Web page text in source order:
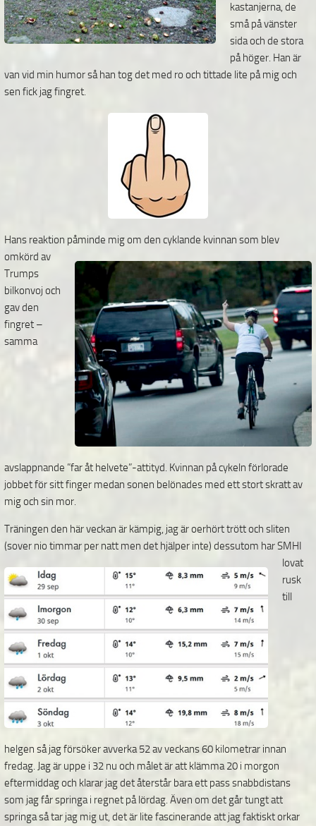
kastanjerna, de
små på vänster
sida och de stora
på höger. Han är
van vid min humor så han tog det med ro och tittade lite på mig och
sen fick jag fingret.
Hans reaktion påminde mig om den cyklande kvinnan som blev
omkörd av
Trumps
bilkonvoj och
gav den
fingret –
samma
avslappnande ”far åt helvete”-attityd. Kvinnan på cykeln förlorade
jobbet för sitt finger medan sonen belönades med ett stort skratt av
mig och sin mor.
Träningen den här veckan är kämpig, jag är oerhört trött och sliten
(sover nio timmar per natt men det hjälper inte) dessutom har SMHI
lovat
rusk
till
helgen så jag försöker avverka 52 av veckans 60 kilometrar innan
fredag. Jag är uppe i 32 nu och målet är att klämma 20 i morgon
eftermiddag och klarar jag det återstår bara ett pass snabbdistans
som jag får springa i regnet på lördag. Även om det går tungt att
springa så tar jag mig ut, det är lite fascinerande att jag faktiskt orkar